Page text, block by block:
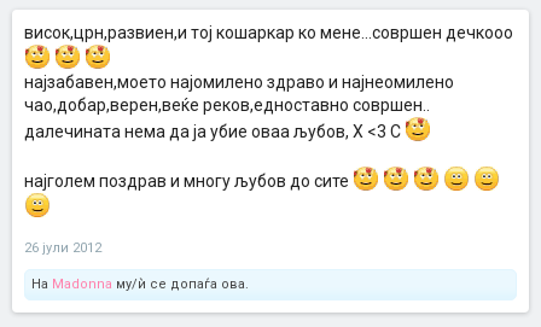
висок,црн,развиен,и тој кошаркар ко мене...совршен дечкооо
најзабавен,моето најомилено здраво и најнеомилено
чао,добар,верен,веќе реков,едноставно совршен..
далечината нема да ја убие оваа љубов, X <3 C
најголем поздрав и многу љубов до сите
26 јули 2012
На Madonna му/ѝ се допаѓа ова.